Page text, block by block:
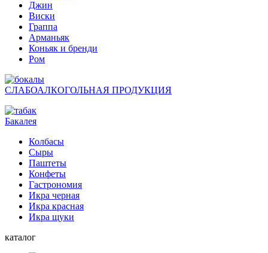
Джин
Виски
Граппа
Арманьяк
Коньяк и бренди
Ром
СЛАБОАЛКОГОЛЬНАЯ ПРОДУКЦИЯ
Бакалея
Колбасы
Сыры
Паштеты
Конфеты
Гастрономия
Икра черная
Икра красная
Икра щуки
каталог